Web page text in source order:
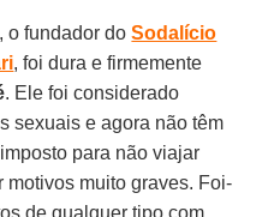
o fundador doSodalício
, foi dura e firmemente
. Ele foi considerado
sexuais e agora não têm
para não viajar
motivos muito graves. Foi-
de qualquer tipo com